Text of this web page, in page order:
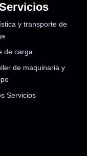
y transporte de
de carga
de maquinaria y
Servicios